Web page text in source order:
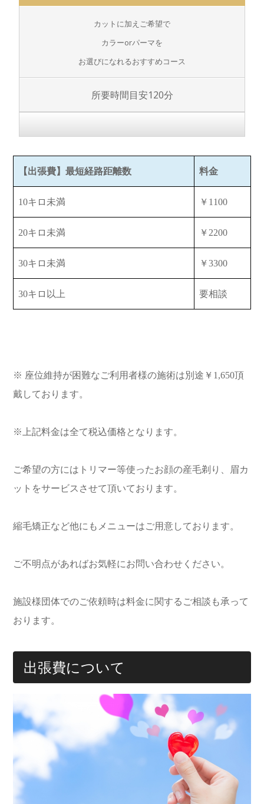
カットに加えご希望で
カラーorパーマを
お選びになれるおすすめコース
所要時間目安120分
【出張費】最短経路距離数 料金
10キロ未満 ￥1100
20キロ未満 ￥2200
30キロ未満 ￥3300
30キロ以上 要相談
※ 座位維持が困難なご利用者様の施術は別途￥1,650頂
戴しております。
※上記料金は全て税込価格となります。
ご希望の方にはトリマー等使ったお顔の産毛剃り、眉カ
ットをサービスさせて頂いております。
縮毛矯正など他にもメニューはご用意しております。
ご不明点があればお気軽にお問い合わせください。
施設様団体でのご依頼時は料金に関するご相談も承って
おります。
出張費について